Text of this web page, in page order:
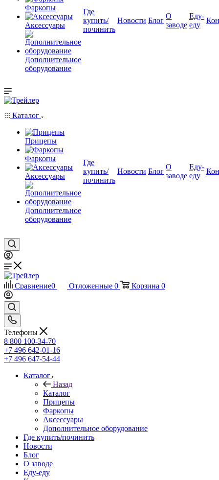
Фаркопы
Аксессуары
Дополнительное
оборудование
Где
купить/
починить
Новости Блог
О
заводе
Еду-
еду
Каталог
Прицепы
Фаркопы
Аксессуары
Дополнительное
оборудование
Где
купить/
починить
Новости Блог
О
заводе
Еду-
еду
Сравнение0 Отложенные 0 Корзина 0
Телефоны
8 800 100-34-70
+7 496 642-01-16
+7 496 647-54-44
Каталог
Назад
Каталог
Прицепы
Фаркопы
Аксессуары
Дополнительное оборудование
Где купить/починить
Новости
Блог
О заводе
Еду-еду